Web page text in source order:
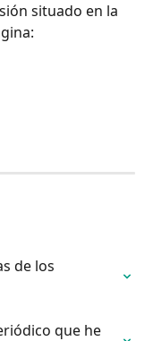
situado en la
de los
que he